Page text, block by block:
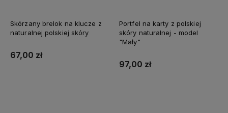
Skórzany brelok na klucze z
naturalnej polskiej skóry
67,00 zł
Portfel na karty z polskiej
skóry naturalnej - model
"Mały"
97,00 zł